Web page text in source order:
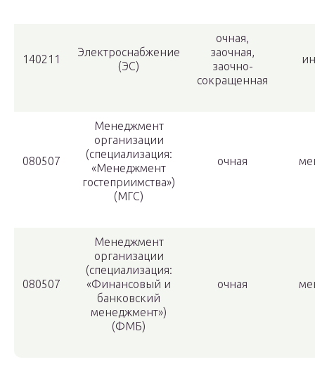
140211
Электроснабжение
(ЭС)
очная,
заочная,
заочно-
сокращенная
080507
Менеджмент
организации
(специализация:
«Менеджмент
гостеприимства»)
(МГС)
очная
080507
Менеджмент
организации
(специализация:
«Финансовый и
банковский
менеджмент»)
(ФМБ)
очная